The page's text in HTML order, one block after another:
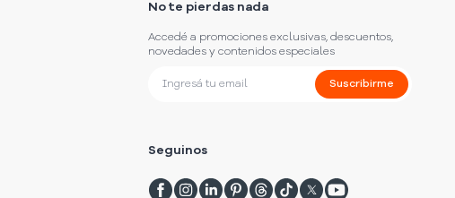
No te pierdas nada
Accedé a promociones exclusivas, descuentos,
novedades y contenidos especiales
Suscribirme
Seguinos